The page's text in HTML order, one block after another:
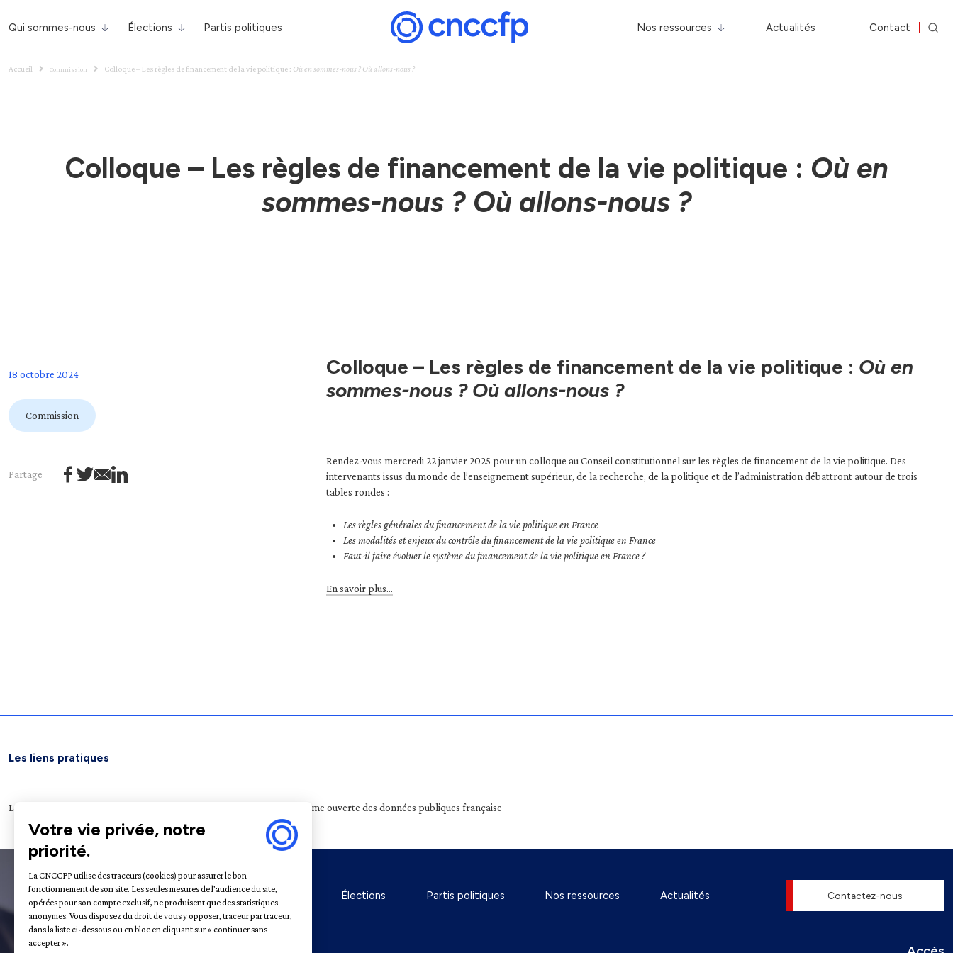
Qui sommes-nous Élections Partis politiques Nos ressources Actualités Contact
Accueil Commission Colloque – Les règles de financement de la vie politique : Où en sommes-nous ? Où allons-nous ?
Colloque – Les règles de financement de la vie politique : Où en
sommes-nous ? Où allons-nous ?
18 octobre 2024
Commission
Partage
Colloque – Les règles de financement de la vie politique : Où en
sommes-nous ? Où allons-nous ?
Rendez-vous mercredi 22 janvier 2025 pour un colloque au Conseil constitutionnel sur les règles de financement de la vie politique. Des
intervenants issus du monde de l’enseignement supérieur, de la recherche, de la politique et de l’administration débattront autour de trois
tables rondes :
Les règles générales du financement de la vie politique en France
Les modalités et enjeux du contrôle du financement de la vie politique en France
Faut-il faire évoluer le système du financement de la vie politique en France ?
En savoir plus…
Les liens pratiques
Légifrance Plateforme ouverte des données publiques française
À propos Élections Partis politiques Nos ressources Actualités Contactez-nous